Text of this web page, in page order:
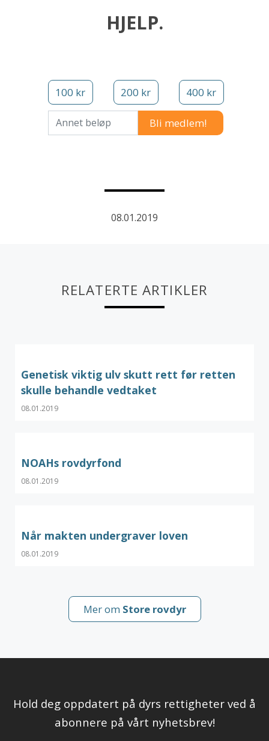
HJELP.
100 kr 200 kr 400 kr
Annet beløp
08.01.2019
RELATERTE ARTIKLER
Genetisk viktig ulv skutt rett før retten
skulle behandle vedtaket
08.01.2019
NOAHs rovdyrfond
08.01.2019
Når makten undergraver loven
08.01.2019
Mer om Store rovdyr
Hold deg oppdatert på dyrs rettigheter ved å
abonnere på vårt nyhetsbrev!